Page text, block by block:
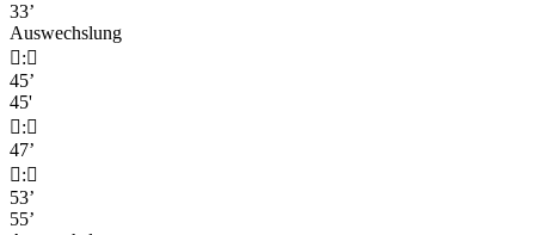
33’
Auswechslung
:
45’
45'
:
47’
:
53’
55’